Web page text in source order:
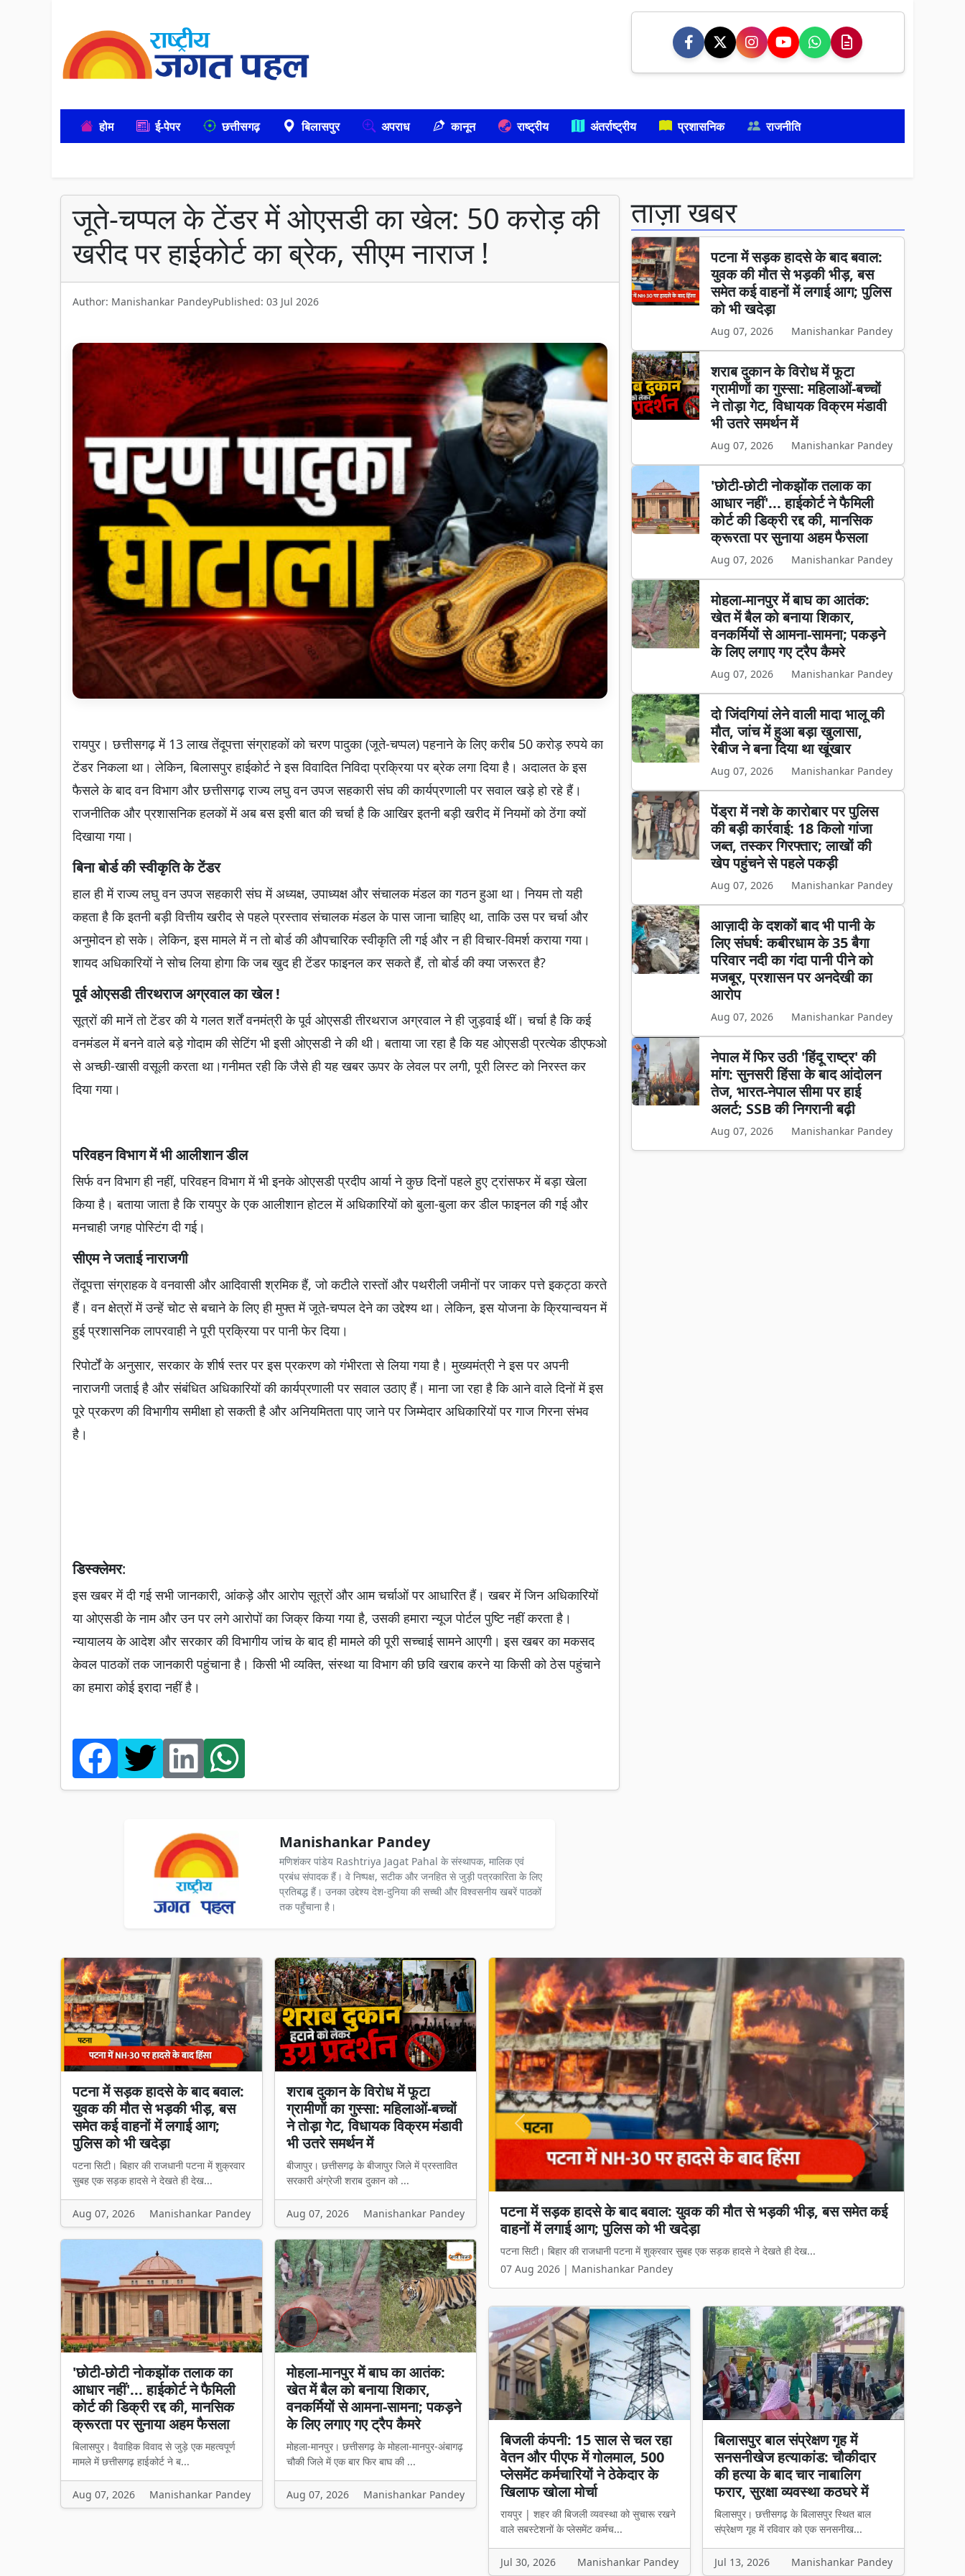
होम ई-पेपर छत्तीसगढ़ बिलासपुर अपराध कानून राष्ट्रीय अंतर्राष्ट्रीय प्रशासनिक राजनीति
जूते-चप्पल के टेंडर में ओएसडी का खेल: 50 करोड़ की
खरीद पर हाईकोर्ट का ब्रेक, सीएम नाराज !
Author: Manishankar PandeyPublished: 03 Jul 2026
रायपुर। छत्तीसगढ़ में 13 लाख तेंदूपत्ता संग्राहकों को चरण पादुका (जूते-चप्पल) पहनाने के लिए करीब 50 करोड़ रुपये का
टेंडर निकला था। लेकिन, बिलासपुर हाईकोर्ट ने इस विवादित निविदा प्रक्रिया पर ब्रेक लगा दिया है। अदालत के इस
फैसले के बाद वन विभाग और छत्तीसगढ़ राज्य लघु वन उपज सहकारी संघ की कार्यप्रणाली पर सवाल खड़े हो रहे हैं।
राजनीतिक और प्रशासनिक हलकों में अब बस इसी बात की चर्चा है कि आखिर इतनी बड़ी खरीद में नियमों को ठेंगा क्यों
दिखाया गया।
बिना बोर्ड की स्वीकृति के टेंडर
हाल ही में राज्य लघु वन उपज सहकारी संघ में अध्यक्ष, उपाध्यक्ष और संचालक मंडल का गठन हुआ था। नियम तो यही
कहता है कि इतनी बड़ी वित्तीय खरीद से पहले प्रस्ताव संचालक मंडल के पास जाना चाहिए था, ताकि उस पर चर्चा और
अनुमोदन हो सके। लेकिन, इस मामले में न तो बोर्ड की औपचारिक स्वीकृति ली गई और न ही विचार-विमर्श कराया गया।
शायद अधिकारियों ने सोच लिया होगा कि जब खुद ही टेंडर फाइनल कर सकते हैं, तो बोर्ड की क्या जरूरत है?
पूर्व ओएसडी तीरथराज अग्रवाल का खेल !
सूत्रों की मानें तो टेंडर की ये गलत शर्तें वनमंत्री के पूर्व ओएसडी तीरथराज अग्रवाल ने ही जुड़वाई थीं। चर्चा है कि कई
वनमंडल में बनने वाले बड़े गोदाम की सेटिंग भी इसी ओएसडी ने की थी। बताया जा रहा है कि यह ओएसडी प्रत्येक डीएफओ
से अच्छी-खासी वसूली करता था।गनीमत रही कि जैसे ही यह खबर ऊपर के लेवल पर लगी, पूरी लिस्ट को निरस्त कर
दिया गया।
परिवहन विभाग में भी आलीशान डील
सिर्फ वन विभाग ही नहीं, परिवहन विभाग में भी इनके ओएसडी प्रदीप आर्या ने कुछ दिनों पहले हुए ट्रांसफर में बड़ा खेला
किया है। बताया जाता है कि रायपुर के एक आलीशान होटल में अधिकारियों को बुला-बुला कर डील फाइनल की गई और
मनचाही जगह पोस्टिंग दी गई।
सीएम ने जताई नाराजगी
तेंदूपत्ता संग्राहक वे वनवासी और आदिवासी श्रमिक हैं, जो कटीले रास्तों और पथरीली जमीनों पर जाकर पत्ते इकट्ठा करते
हैं। वन क्षेत्रों में उन्हें चोट से बचाने के लिए ही मुफ्त में जूते-चप्पल देने का उद्देश्य था। लेकिन, इस योजना के क्रियान्वयन में
हुई प्रशासनिक लापरवाही ने पूरी प्रक्रिया पर पानी फेर दिया।
रिपोर्टों के अनुसार, सरकार के शीर्ष स्तर पर इस प्रकरण को गंभीरता से लिया गया है। मुख्यमंत्री ने इस पर अपनी
नाराजगी जताई है और संबंधित अधिकारियों की कार्यप्रणाली पर सवाल उठाए हैं। माना जा रहा है कि आने वाले दिनों में इस
पूरे प्रकरण की विभागीय समीक्षा हो सकती है और अनियमितता पाए जाने पर जिम्मेदार अधिकारियों पर गाज गिरना संभव
है।
डिस्क्लेमर:
इस खबर में दी गई सभी जानकारी, आंकड़े और आरोप सूत्रों और आम चर्चाओं पर आधारित हैं। खबर में जिन अधिकारियों
या ओएसडी के नाम और उन पर लगे आरोपों का जिक्र किया गया है, उसकी हमारा न्यूज पोर्टल पुष्टि नहीं करता है।
न्यायालय के आदेश और सरकार की विभागीय जांच के बाद ही मामले की पूरी सच्चाई सामने आएगी। इस खबर का मकसद
केवल पाठकों तक जानकारी पहुंचाना है। किसी भी व्यक्ति, संस्था या विभाग की छवि खराब करने या किसी को ठेस पहुंचाने
का हमारा कोई इरादा नहीं है।
Manishankar Pandey
मणिशंकर पांडेय Rashtriya Jagat Pahal के संस्थापक, मालिक एवं
प्रबंध संपादक हैं। वे निष्पक्ष, सटीक और जनहित से जुड़ी पत्रकारिता के लिए
प्रतिबद्ध हैं। उनका उद्देश्य देश-दुनिया की सच्ची और विश्वसनीय खबरें पाठकों
तक पहुँचाना है।
ताज़ा खबर
पटना में सड़क हादसे के बाद बवाल:
युवक की मौत से भड़की भीड़, बस
समेत कई वाहनों में लगाई आग; पुलिस
को भी खदेड़ा
Aug 07, 2026 Manishankar Pandey
शराब दुकान के विरोध में फूटा
ग्रामीणों का गुस्सा: महिलाओं-बच्चों
ने तोड़ा गेट, विधायक विक्रम मंडावी
भी उतरे समर्थन में
Aug 07, 2026 Manishankar Pandey
'छोटी-छोटी नोकझोंक तलाक का
आधार नहीं'... हाईकोर्ट ने फैमिली
कोर्ट की डिक्री रद्द की, मानसिक
क्रूरता पर सुनाया अहम फैसला
Aug 07, 2026 Manishankar Pandey
मोहला-मानपुर में बाघ का आतंक:
खेत में बैल को बनाया शिकार,
वनकर्मियों से आमना-सामना; पकड़ने
के लिए लगाए गए ट्रैप कैमरे
Aug 07, 2026 Manishankar Pandey
दो जिंदगियां लेने वाली मादा भालू की
मौत, जांच में हुआ बड़ा खुलासा,
रेबीज ने बना दिया था खूंखार
Aug 07, 2026 Manishankar Pandey
पेंड्रा में नशे के कारोबार पर पुलिस
की बड़ी कार्रवाई: 18 किलो गांजा
जब्त, तस्कर गिरफ्तार; लाखों की
खेप पहुंचने से पहले पकड़ी
Aug 07, 2026 Manishankar Pandey
आज़ादी के दशकों बाद भी पानी के
लिए संघर्ष: कबीरधाम के 35 बैगा
परिवार नदी का गंदा पानी पीने को
मजबूर, प्रशासन पर अनदेखी का
आरोप
Aug 07, 2026 Manishankar Pandey
नेपाल में फिर उठी 'हिंदू राष्ट्र' की
मांग: सुनसरी हिंसा के बाद आंदोलन
तेज, भारत-नेपाल सीमा पर हाई
अलर्ट; SSB की निगरानी बढ़ी
Aug 07, 2026 Manishankar Pandey
पटना में सड़क हादसे के बाद बवाल:
युवक की मौत से भड़की भीड़, बस
समेत कई वाहनों में लगाई आग;
पुलिस को भी खदेड़ा
पटना सिटी। बिहार की राजधानी पटना में शुक्रवार
सुबह एक सड़क हादसे ने देखते ही देख...
Aug 07, 2026 Manishankar Pandey
शराब दुकान के विरोध में फूटा
ग्रामीणों का गुस्सा: महिलाओं-बच्चों
ने तोड़ा गेट, विधायक विक्रम मंडावी
भी उतरे समर्थन में
बीजापुर। छत्तीसगढ़ के बीजापुर जिले में प्रस्तावित
सरकारी अंग्रेजी शराब दुकान को ...
Aug 07, 2026 Manishankar Pandey
'छोटी-छोटी नोकझोंक तलाक का
आधार नहीं'... हाईकोर्ट ने फैमिली
कोर्ट की डिक्री रद्द की, मानसिक
क्रूरता पर सुनाया अहम फैसला
बिलासपुर। वैवाहिक विवाद से जुड़े एक महत्वपूर्ण
मामले में छत्तीसगढ़ हाईकोर्ट ने ब...
Aug 07, 2026 Manishankar Pandey
मोहला-मानपुर में बाघ का आतंक:
खेत में बैल को बनाया शिकार,
वनकर्मियों से आमना-सामना; पकड़ने
के लिए लगाए गए ट्रैप कैमरे
मोहला-मानपुर। छत्तीसगढ़ के मोहला-मानपुर-अंबागढ़
चौकी जिले में एक बार फिर बाघ की ...
Aug 07, 2026 Manishankar Pandey
शराब दुकान के विरोध में फूटा ग्रामीणों का गुस्सा: महिलाओं-बच्चों ने तोड़ा गेट,
विधायक विक्रम मंडावी भी उतरे समर्थन में
बीजापुर। छत्तीसगढ़ के बीजापुर जिले में प्रस्तावित सरकारी अंग्रेजी शराब दुकान को ...
07 Aug 2026 | Manishankar Pandey
Previous Next
बिजली कंपनी: 15 साल से चल रहा
वेतन और पीएफ में गोलमाल, 500
प्लेसमेंट कर्मचारियों ने ठेकेदार के
खिलाफ खोला मोर्चा
रायपुर | शहर की बिजली व्यवस्था को सुचारू रखने
वाले सबस्टेशनों के प्लेसमेंट कर्मच...
Jul 30, 2026 Manishankar Pandey
बिलासपुर बाल संप्रेक्षण गृह में
सनसनीखेज हत्याकांड: चौकीदार
की हत्या के बाद चार नाबालिग
फरार, सुरक्षा व्यवस्था कठघरे में
बिलासपुर। छत्तीसगढ़ के बिलासपुर स्थित बाल
संप्रेक्षण गृह में रविवार को एक सनसनीख...
Jul 13, 2026 Manishankar Pandey